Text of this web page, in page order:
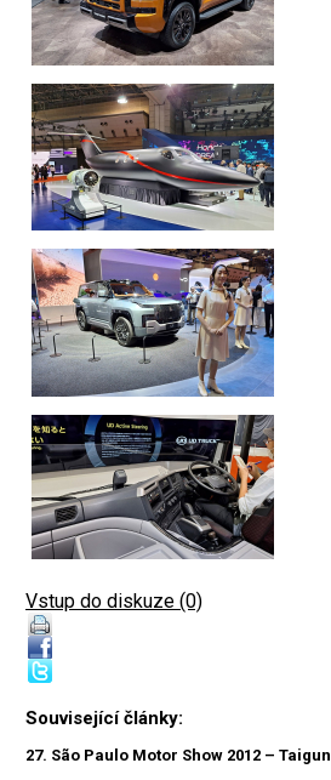
Vstup do diskuze (0)
Související články:
27. São Paulo Motor Show 2012 – Taigun